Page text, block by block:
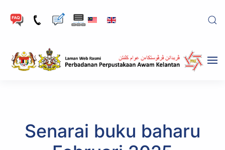
Skip to main content
Senarai buku baharu